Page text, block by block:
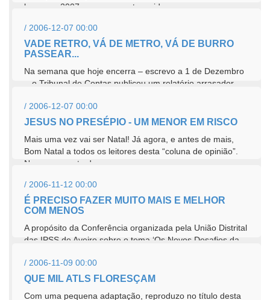
bem que 2007, um ano que tem sido...
/ 2006-12-07 00:00
VADE RETRO, VÁ DE METRO, VÁ DE BURRO
PASSEAR...
Na semana que hoje encerra – escrevo a 1 de Dezembro
-, o Tribunal de Contas publicou um relatório arrasador
/ 2006-12-07 00:00
JESUS NO PRESÉPIO - UM MENOR EM RISCO
Mais uma vez vai ser Natal! Já agora, e antes de mais,
Bom Natal a todos os leitores desta “coluna de opinião”.
No pressuposto de que...
/ 2006-11-12 00:00
É PRECISO FAZER MUITO MAIS E MELHOR
COM MENOS
A propósito da Conferência organizada pela União Distrital
das IPSS de Aveiro sobre o tema ‘Os Novos Desafios da
/ 2006-11-09 00:00
QUE MIL ATLS FLORESÇAM
Com uma pequena adaptação, reproduzo no título desta